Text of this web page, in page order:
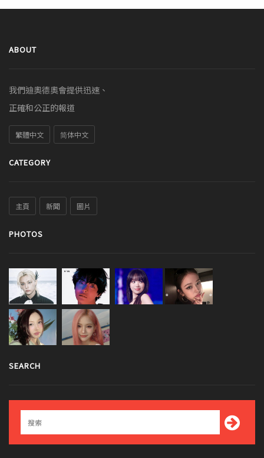
ABOUT
我們迪奧德奧會提供迅速、
正確和公正的報道
繁體中文 简体中文
CATEGORY
主頁 新聞 圖片
PHOTOS
SEARCH